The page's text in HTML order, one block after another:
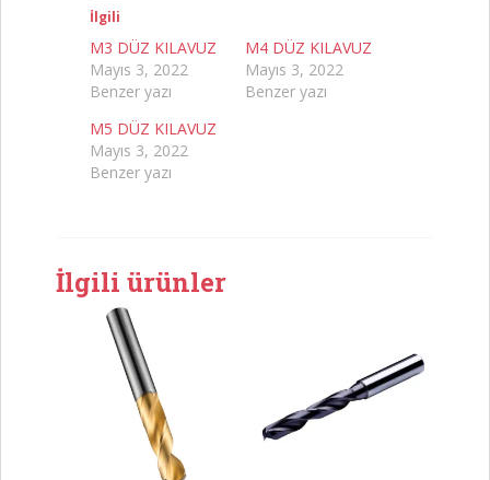
İlgili
M3 DÜZ KILAVUZ
Mayıs 3, 2022
Benzer yazı
M4 DÜZ KILAVUZ
Mayıs 3, 2022
Benzer yazı
M5 DÜZ KILAVUZ
Mayıs 3, 2022
Benzer yazı
İlgili ürünler